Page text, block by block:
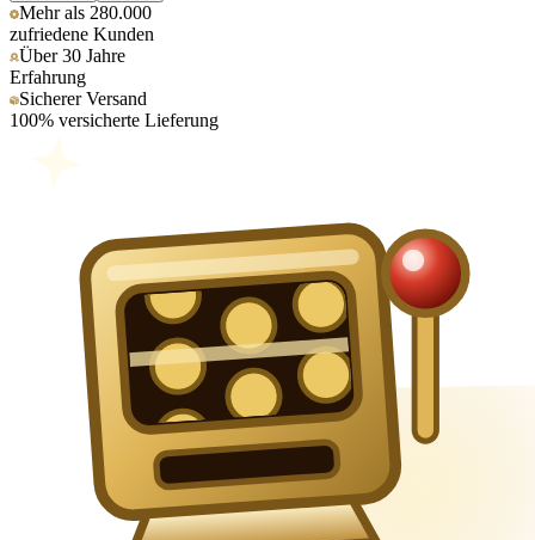
Mehr als 280.000
zufriedene Kunden
Über 30 Jahre
Erfahrung
Sicherer Versand
100% versicherte Lieferung